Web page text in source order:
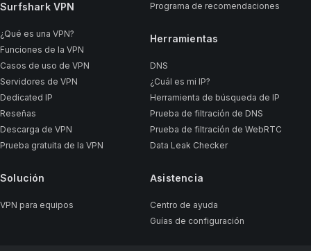
Surfshark VPN
¿Qué es una VPN?
Funciones de la VPN
Casos de uso de VPN
Servidores de VPN
Dedicated IP
Reseñas
Descarga de VPN
Prueba gratuita de la VPN
Solución
VPN para equipos
Programa de recomendaciones
Herramientas
DNS
¿Cuál es mi IP?
Herramienta de búsqueda de IP
Prueba de filtración de DNS
Prueba de filtración de WebRTC
Data Leak Checker
Asistencia
Centro de ayuda
Guías de configuración